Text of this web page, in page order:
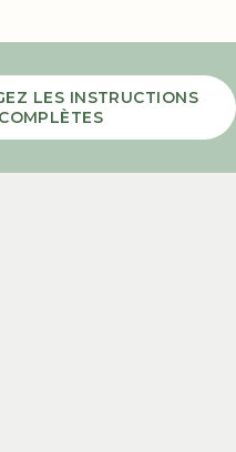
LES INSTRUCTIONS
COMPLÈTES